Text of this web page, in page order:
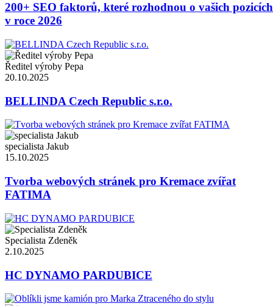
200+ SEO faktorů, které rozhodnou o vašich pozicích
v roce 2026
Ředitel výroby Pepa
20.10.2025
BELLINDA Czech Republic s.r.o.
specialista Jakub
15.10.2025
Tvorba webových stránek pro Kremace zvířat
FATIMA
Specialista Zdeněk
2.10.2025
HC DYNAMO PARDUBICE